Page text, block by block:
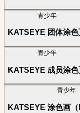
青少年
KATSEYE 团体涂色
青少年
KATSEYE 成员涂色
青少年
KATSEYE 涂色画（